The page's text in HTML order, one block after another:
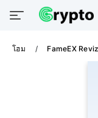
โฮม FameEX